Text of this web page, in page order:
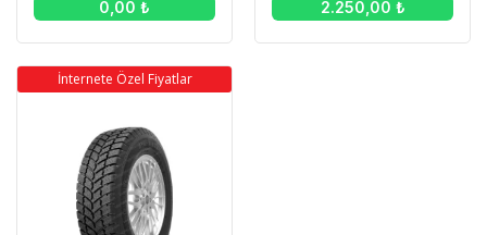
0,00 ₺ 2.250,00 ₺
İnternete Özel Fiyatlar